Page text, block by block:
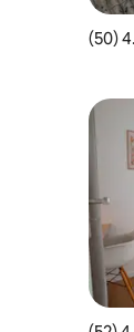
מתוך 5, 50 ביקורות